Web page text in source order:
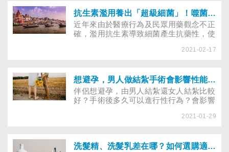
抗生素濫用養出「超級細菌」！噬菌體成為細菌治療最後救星？
近年來由於醫療行為及民眾用藥觀念不正
確，濫用抗生素導致細菌產生抗藥性，使
以細菌為食物，可望成為解決「抗生素濫
2021-02-17
想避孕，男人做結紮手術會影響性能力？後悔可以復原嗎？
伴侶想避孕，由男人結紮還女人結紮比較
好？手術後多久可以進行性行為？會影響
全方面的Ｑ＆Ａ，醫師建議有意願的朋友
2021-01-29
洗髮精、洗髮乳差在哪？如何選購適合自己的洗髮產品？３個常見的護髮迷思大解析！